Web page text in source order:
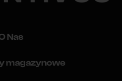
Nas
magazynowe